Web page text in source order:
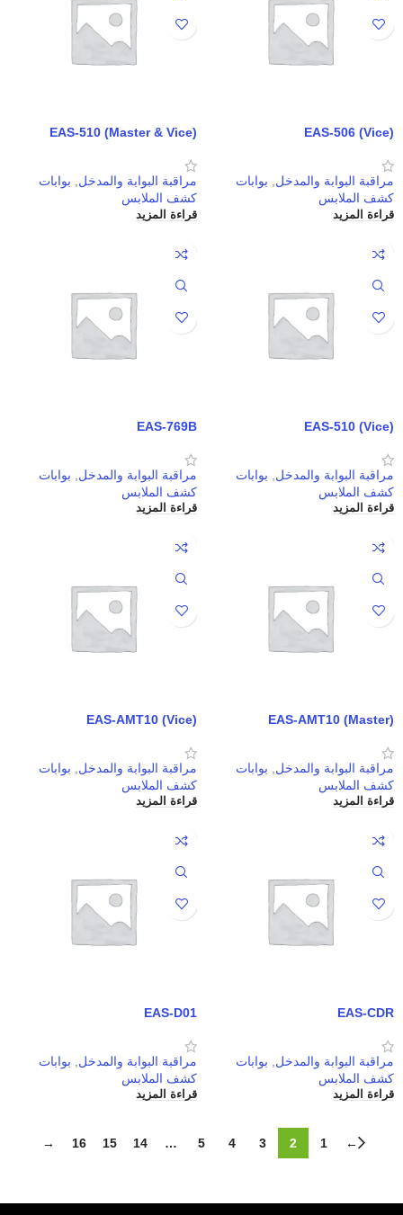
EAS-506 (Vice)
مراقبة البوابة والمدخل, بوابات
كشف الملابس
قراءة المزيد
EAS-510 (Master & Vice)
مراقبة البوابة والمدخل, بوابات
كشف الملابس
قراءة المزيد
EAS-510 (Vice)
مراقبة البوابة والمدخل
بوابات
كشف الملابس
قراءة المزيد
EAS-769B
مراقبة البوابة والمدخل
بوابات
كشف الملابس
قراءة المزيد
EAS-AMT10 (Master)
مراقبة البوابة والمدخل
بوابات
كشف الملابس
قراءة المزيد
EAS-AMT10 (Vice)
مراقبة البوابة والمدخل
بوابات
كشف الملابس
قراءة المزيد
EAS-CDR
مراقبة البوابة والمدخل
بوابات
كشف الملابس
قراءة المزيد
EAS-D01
مراقبة البوابة والمدخل
بوابات
كشف الملابس
قراءة المزيد
←
1
2
3
4
5
…
14
15
16
→